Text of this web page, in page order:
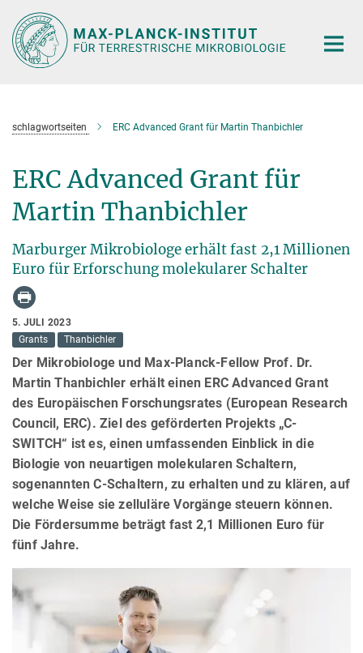
Hauptinhalt
schlagwortseiten ERC Advanced Grant für Martin Thanbichler
ERC Advanced Grant für
Martin Thanbichler
Marburger Mikrobiologe erhält fast 2,1 Millionen
Euro für Erforschung molekularer Schalter
5. JULI 2023
Grants
Thanbichler
Der Mikrobiologe und Max-Planck-Fellow Prof. Dr.
Martin Thanbichler erhält einen ERC Advanced Grant
des Europäischen Forschungsrates (European Research
Council, ERC). Ziel des geförderten Projekts „C-
SWITCH“ ist es, einen umfassenden Einblick in die
Biologie von neuartigen molekularen Schaltern,
sogenannten C-Schaltern, zu erhalten und zu klären, auf
welche Weise sie zelluläre Vorgänge steuern können.
Die Fördersumme beträgt fast 2,1 Millionen Euro für
fünf Jahre.